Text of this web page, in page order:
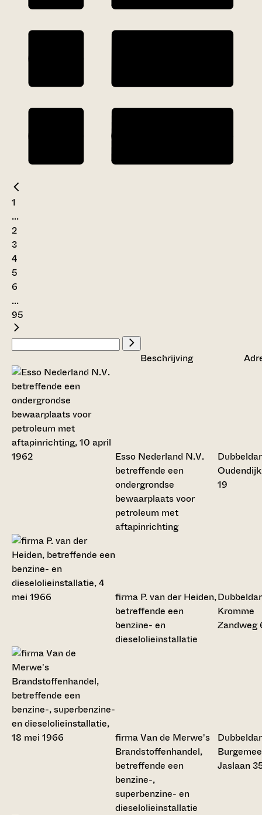
1
...
2
3
4
5
6
...
95
Beschrijving
Esso Nederland N.V.
betreffende een
ondergrondse
bewaarplaats voor
petroleum met
aftapinrichting
19
firma P. van der Heiden,
betreffende een
benzine- en
dieselolieinstallatie
Kromme
Zandweg
firma Van de Merwe's
Brandstoffenhandel,
betreffende een
benzine-,
superbenzine- en
dieselolieinstallatie
Jaslaan